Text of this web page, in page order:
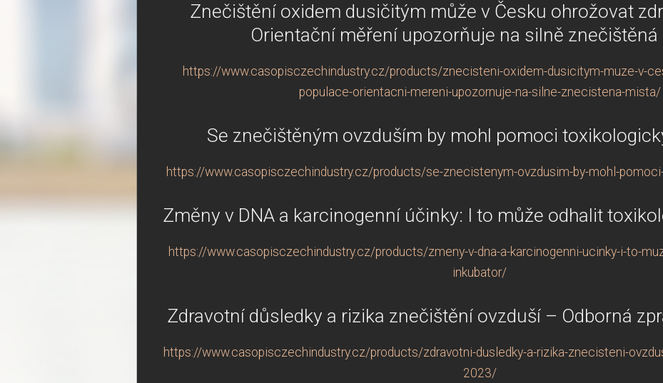
Znečištění oxidem dusičitým může v Česku ohrožovat
Orientační měření upozorňuje na silně znečištěná
https://www.casopisczechindustry.cz/products/znecisteni-oxidem-dusicitym-muze-v-
populace-orientacni-mereni-upozornuje-na-silne-znecistena-mista/
Se znečištěným ovzduším by mohl pomoci
https://www.casopisczechindustry.cz/products/se-znecistenym-ovzdusim-by-mohl-
Změny v DNA a karcinogenní účinky: I to může odhalit
https://www.casopisczechindustry.cz/products/zmeny-v-dna-a-karcinogenni-ucinky-i-to-
inkubator/
Zdravotní důsledky a rizika znečištění ovzduší – Odborná
https://www.casopisczechindustry.cz/products/zdravotni-dusledky-a-rizika-znecisteni-
2023/